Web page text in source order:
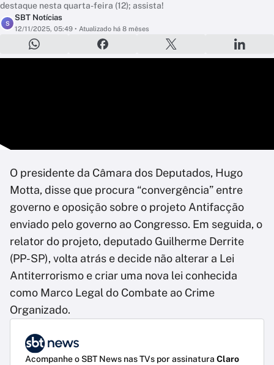
destaque nesta quarta-feira (12); assista!
S
SBT Notícias
12/11/2025, 05:49 • Atualizado há 8 mêses
O presidente da Câmara dos Deputados, Hugo
Motta, disse que procura “convergência” entre
governo e oposição sobre o projeto Antifacção
enviado pelo governo ao Congresso. Em seguida, o
relator do projeto, deputado Guilherme Derrite
(PP-SP), volta atrás e decide não alterar a Lei
Antiterrorismo e criar uma nova lei conhecida
como Marco Legal do Combate ao Crime
Organizado.
Acompanhe o SBT News nas TVs por assinatura Claro